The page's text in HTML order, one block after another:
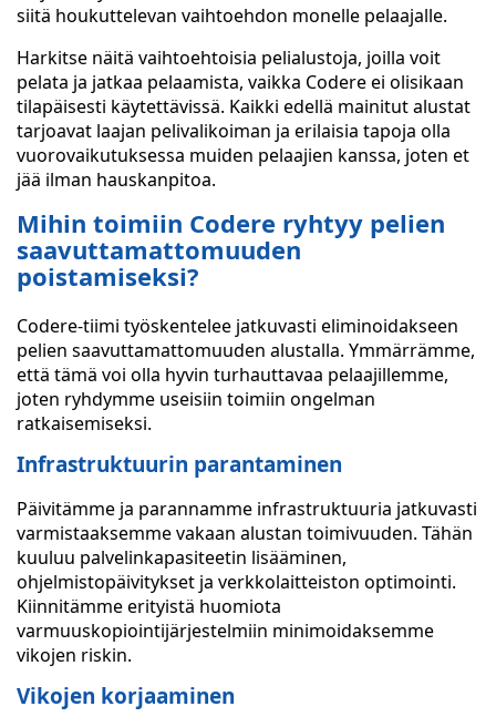
siitä houkuttelevan vaihtoehdon monelle pelaajalle.
Harkitse näitä vaihtoehtoisia pelialustoja, joilla voit
pelata ja jatkaa pelaamista, vaikka Codere ei olisikaan
tilapäisesti käytettävissä. Kaikki edellä mainitut alustat
tarjoavat laajan pelivalikoiman ja erilaisia tapoja olla
vuorovaikutuksessa muiden pelaajien kanssa, joten et
jää ilman hauskanpitoa.
Mihin toimiin Codere ryhtyy pelien
saavuttamattomuuden
poistamiseksi?
Codere-tiimi työskentelee jatkuvasti eliminoidakseen
pelien saavuttamattomuuden alustalla. Ymmärrämme,
että tämä voi olla hyvin turhauttavaa pelaajillemme,
joten ryhdymme useisiin toimiin ongelman
ratkaisemiseksi.
Infrastruktuurin parantaminen
Päivitämme ja parannamme infrastruktuuria jatkuvasti
varmistaaksemme vakaan alustan toimivuuden. Tähän
kuuluu palvelinkapasiteetin lisääminen,
ohjelmistopäivitykset ja verkkolaitteiston optimointi.
Kiinnitämme erityistä huomiota
varmuuskopiointijärjestelmiin minimoidaksemme
vikojen riskin.
Vikojen korjaaminen